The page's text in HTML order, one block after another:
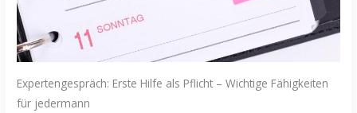
Expertengespräch: Erste Hilfe als Pflicht – Wichtige Fähigkeiten
für jedermann